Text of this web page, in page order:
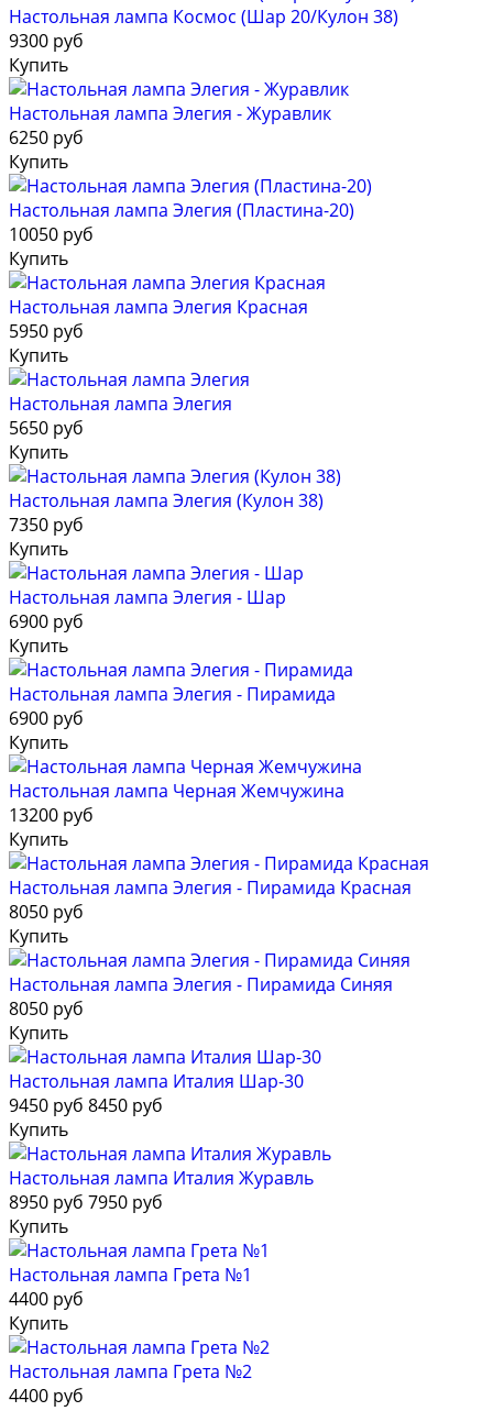
Настольная лампа Космос (Шар 20/Кулон 38)
9300 руб
Купить
Настольная лампа Элегия - Журавлик
6250 руб
Купить
Настольная лампа Элегия (Пластина-20)
10050 руб
Купить
Настольная лампа Элегия Красная
5950 руб
Купить
Настольная лампа Элегия
5650 руб
Купить
Настольная лампа Элегия (Кулон 38)
7350 руб
Купить
Настольная лампа Элегия - Шар
6900 руб
Купить
Настольная лампа Элегия - Пирамида
6900 руб
Купить
Настольная лампа Черная Жемчужина
13200 руб
Купить
Настольная лампа Элегия - Пирамида Красная
8050 руб
Купить
Настольная лампа Элегия - Пирамида Синяя
8050 руб
Купить
Настольная лампа Италия Шар-30
9450 руб 8450 руб
Купить
Настольная лампа Италия Журавль
8950 руб 7950 руб
Купить
Настольная лампа Грета №1
4400 руб
Купить
Настольная лампа Грета №2
4400 руб